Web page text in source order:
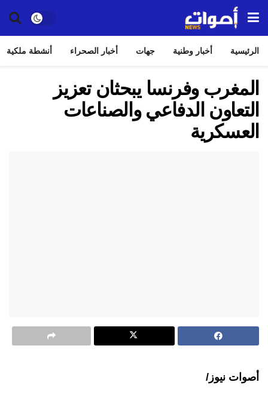
الرئيسية أخبار وطنية جهات أخبار الصحراء أنشطة ملكية
المغرب وفرنسا يبحثان تعزيز
التعاون الدفاعي والصناعات
العسكرية
أصوات نيوز/